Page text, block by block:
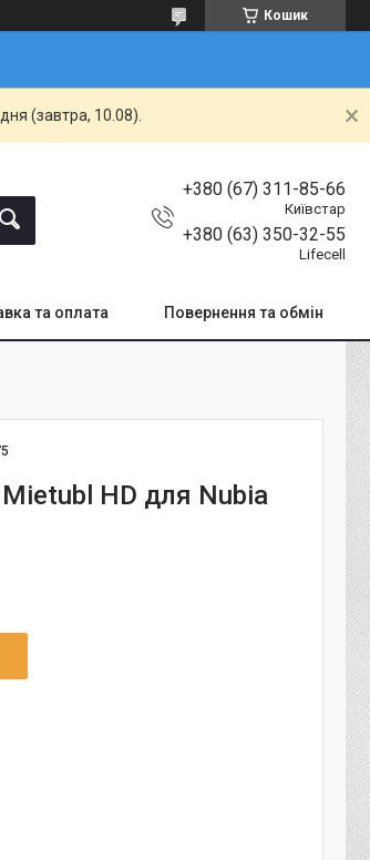
Кошик
(завтра, 10.08).
+380 (67) 311-85-66
Київстар
+380 (63) 350-32-55
Lifecell
та оплата Повернення та обмін
Mietubl HD для Nubia